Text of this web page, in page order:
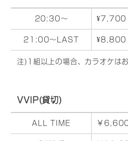
20:30～ ¥7,700
21:00～LAST ¥8,800
注)1組以上の場合、カラオケは
VVIP(貸切)
ALL TIME ￥